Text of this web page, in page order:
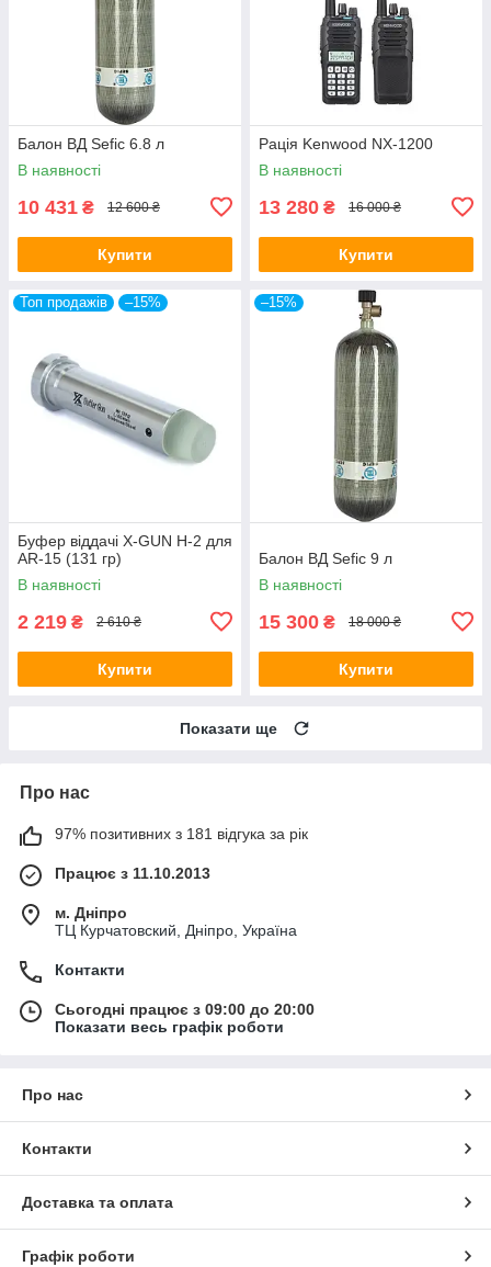
Балон ВД Sefic 6.8 л
В наявності
10 431 ₴ 12 600 ₴
Купити
Рація Kenwood NX-1200
В наявності
13 280 ₴ 16 000 ₴
Купити
Топ продажів –15%
Буфер віддачі X-GUN H-2 для
AR-15 (131 гр)
В наявності
2 219 ₴ 2 610 ₴
Купити
–15%
Балон ВД Sefic 9 л
В наявності
15 300 ₴ 18 000 ₴
Купити
Показати ще
Про нас
97% позитивних з 181 відгука за рік
Працює з 11.10.2013
м. Дніпро
ТЦ Курчатовский, Дніпро, Україна
Контакти
Сьогодні працює з 09:00 до 20:00
Показати весь графік роботи
Про нас
Контакти
Доставка та оплата
Графік роботи